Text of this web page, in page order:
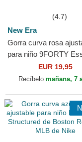
(4.7)
New Era
Gorra curva rosa
para niño 9FORTY
de New York Yankees
de New Era
EUR 19,95
Recíbelo mañana, 7